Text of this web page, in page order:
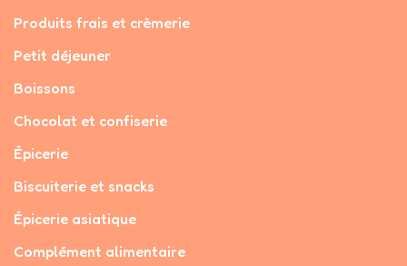
Produits frais et crèmerie
Petit déjeuner
Boissons
Chocolat et confiserie
Épicerie
Biscuiterie et snacks
Épicerie asiatique
Complément alimentaire